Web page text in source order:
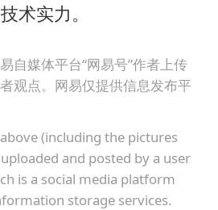
术实力。
自媒体平台“网易号”作者上传
观点。网易仅提供信息发布平
(including the pictures
and posted by a user
is a social media platform
storage services.